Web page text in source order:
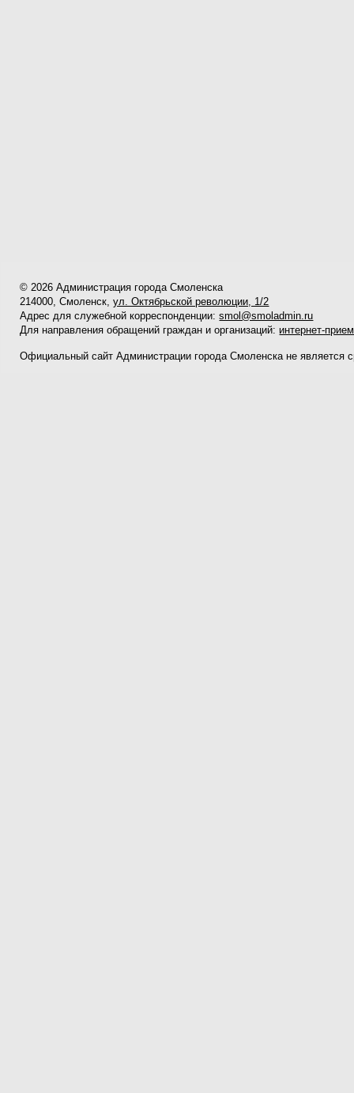
© 2026 Администрация города Смоленска
214000, Смоленск,ул. Октябрьской революции, 1/2
Адрес для служебной корреспонденции:smol@smoladmin.ru
Для направления обращений граждан и организаций: интернет-
Официальный сайт Администрации города Смоленска не является